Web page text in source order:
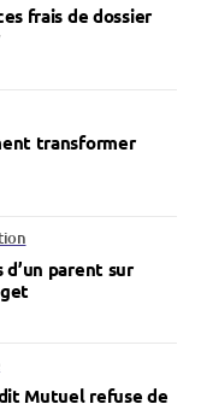
frais de dossier
transformer
parent sur
Mutuel refuse de